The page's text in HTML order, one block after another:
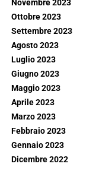
Novembre 2023
Ottobre 2023
Settembre 2023
Agosto 2023
Luglio 2023
Giugno 2023
Maggio 2023
Aprile 2023
Marzo 2023
Febbraio 2023
Gennaio 2023
Dicembre 2022